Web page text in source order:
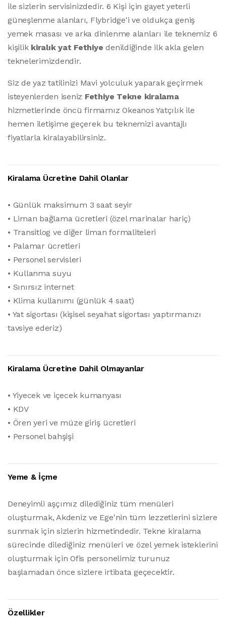
ile sizlerin servisinizdedir. 6 Kişi için gayet yeterli
güneşlenme alanları, Flybridge'i ve oldukça geniş
yemek masası ve arka dinlenme alanları ile teknemiz 6
kişilik kiralık yat Fethiye denildiğinde ilk akla gelen
teknelerimizdendir.
Siz de yaz tatilinizi Mavi yolculuk yaparak geçirmek
isteyenlerden iseniz Fethiye Tekne kiralama
hizmetlerinde öncü firmamız Okeanos Yatçılık ile
hemen iletişime geçerek bu teknemizi avantajlı
fiyatlarla kiralayabilirsiniz.
Kiralama Ücretine Dahil Olanlar
• Günlük maksimum 3 saat seyir
• Liman bağlama ücretleri (özel marinalar hariç)
• Transitlog ve diğer liman formaliteleri
• Palamar ücretleri
• Personel servisleri
• Kullanma suyu
• Sınırsız internet
• Klima kullanımı (günlük 4 saat)
• Yat sigortası (kişisel seyahat sigortası yaptırmanızı
tavsiye ederiz)
Kiralama Ücretine Dahil Olmayanlar
• Yiyecek ve içecek kumanyası
• KDV
• Ören yeri ve müze giriş ücretleri
• Personel bahşişi
Yeme & İçme
Deneyimli aşçımız dilediğiniz tüm menüleri
oluşturmak, Akdeniz ve Ege'nin tüm lezzetlerini sizlere
sunmak için sizlerin hizmetindedir. Tekne kiralama
sürecinde dilediğiniz menüleri ve özel yemek isteklerini
oluşturmak için Ofis personelimiz turunuz
başlamadan önce sizlere irtibata geçecektir.
Özellikler